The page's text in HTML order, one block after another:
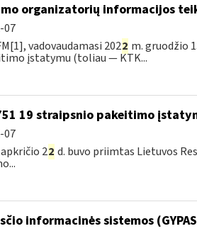
organizatorių informacijos
07
vadovaudamasi 2022 m. gruodžio
įstatymu (toliau — KTK...
19 straipsnio pakeitimo
07
22 d. buvo priimtas Lietuvos
informacinės sistemos